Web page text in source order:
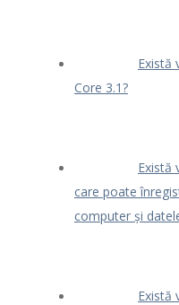
Există
Core 3.1?
Există
care poate
computer și
Există